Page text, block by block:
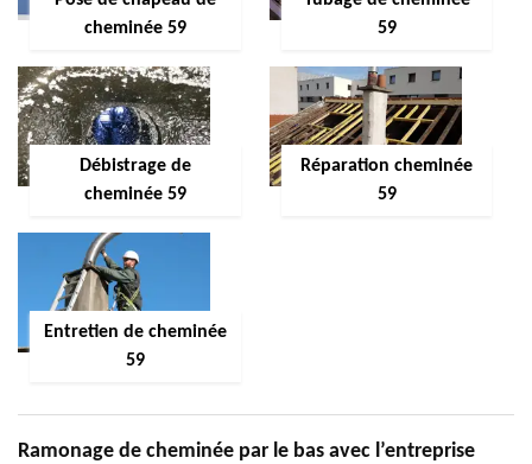
cheminée 59
59
Débistrage de
cheminée 59
Réparation cheminée
59
Entretien de cheminée
59
Ramonage de cheminée par le bas avec l’entreprise